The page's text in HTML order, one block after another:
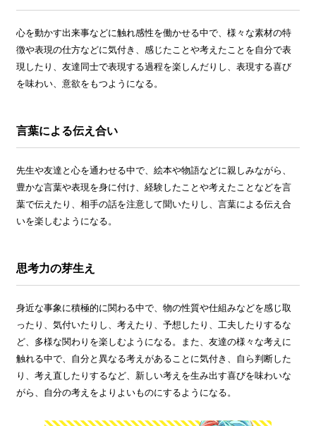
心を動かす出来事などに触れ感性を働かせる中で、様々な素材の特
徴や表現の仕方などに気付き、感じたことや考えたことを自分で表
現したり、友達同士で表現する過程を楽しんだりし、表現する喜び
を味わい、意欲をもつようになる。
言葉による伝え合い
先生や友達と心を通わせる中で、絵本や物語などに親しみながら、
豊かな言葉や表現を身に付け、経験したことや考えたことなどを言
葉で伝えたり、相手の話を注意して聞いたりし、言葉による伝え合
いを楽しむようになる。
思考力の芽生え
身近な事象に積極的に関わる中で、物の性質や仕組みなどを感じ取
ったり、気付いたりし、考えたり、予想したり、工夫したりするな
ど、多様な関わりを楽しむようになる。また、友達の様々な考えに
触れる中で、自分と異なる考えがあることに気付き、自ら判断した
り、考え直したりするなど、新しい考えを生み出す喜びを味わいな
がら、自分の考えをよりよいものにするようになる。